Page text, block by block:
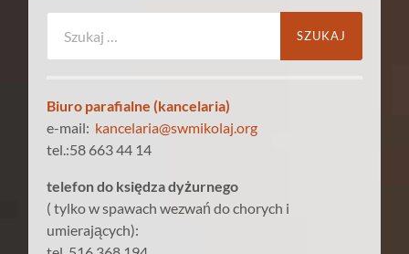
Biuro parafialne (kancelaria)
e-mail: kancelaria@swmikolaj.org
tel.:58 663 44 14
telefon do księdza dyżurnego
( tylko w spawach wezwań do chorych i
umierających):